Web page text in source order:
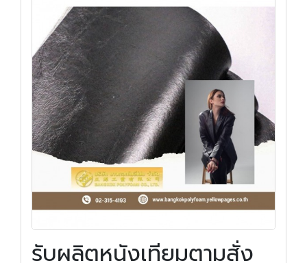
รับผลิตหนังเทียมตามสั่ง